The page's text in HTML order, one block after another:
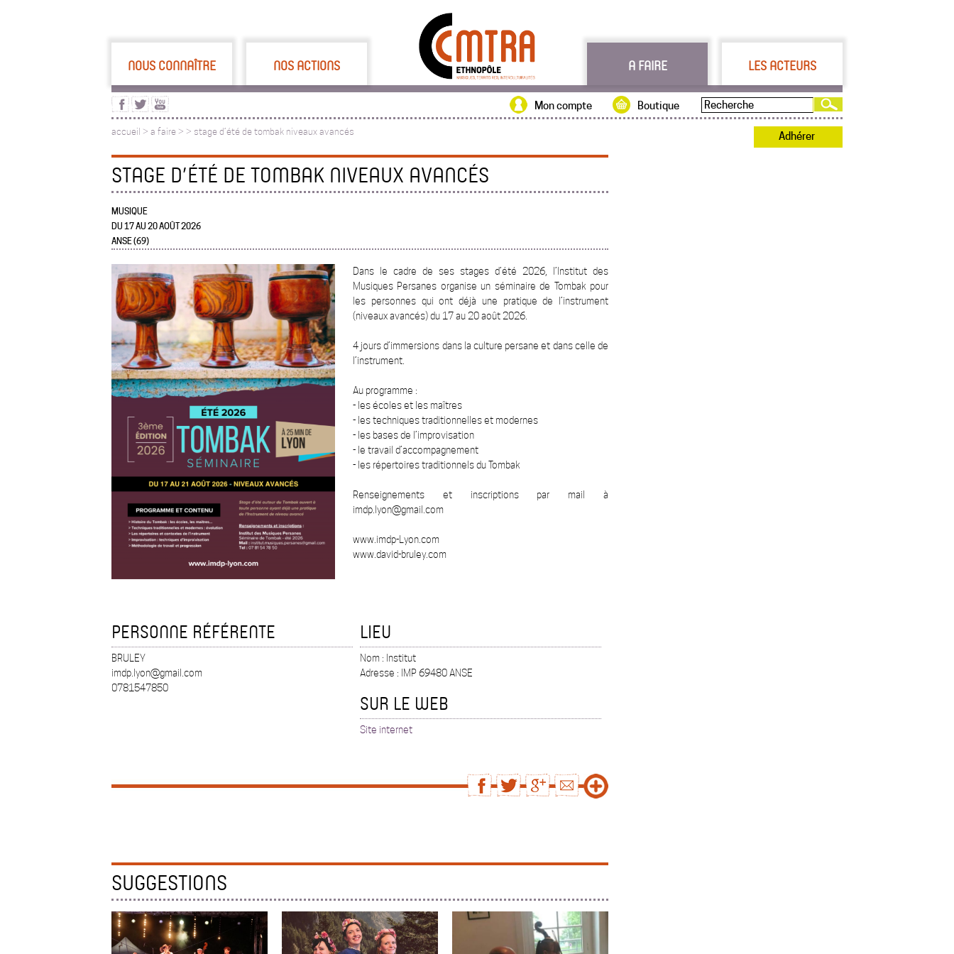
NOUS CONNAÎTRE NOS ACTIONS A FAIRE LES ACTEURS
Boutique
Mon compte
accueil > a faire > > stage d’été de tombak niveaux avancés Adhérer
STAGE D’ÉTÉ DE TOMBAK NIVEAUX AVANCÉS
MUSIQUE
DU 17 AU 20 AOÛT 2026
ANSE (69)
Dans le cadre de ses stages d’été 2026, l’Institut des
Musiques Persanes organise un séminaire de Tombak pour
les personnes qui ont déjà une pratique de l’instrument
(niveaux avancés) du 17 au 20 août 2026.
4 jours d’immersions dans la culture persane et dans celle de
l’instrument.
Au programme :
- les écoles et les maîtres
- les techniques traditionnelles et modernes
- les bases de l’improvisation
- le travail d’accompagnement
- les répertoires traditionnels du Tombak
Renseignements et inscriptions par mail à
imdp.lyon@gmail.com
www.imdp-Lyon.com
www.david-bruley.com
PERSONNE RÉFÉRENTE
BRULEY
imdp.lyon@gmail.com
0781547850
LIEU
Nom : Institut
Adresse : IMP 69480 ANSE
SUR LE WEB
Site internet
SUGGESTIONS